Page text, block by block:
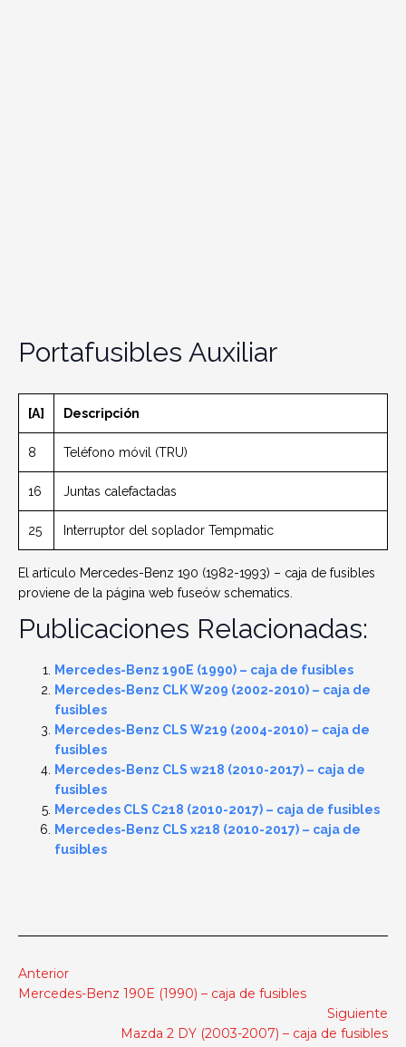
Portafusibles Auxiliar
[A] Descripción
8 Teléfono móvil (TRU)
16 Juntas calefactadas
25 Interruptor del soplador Tempmatic
El artículo Mercedes-Benz 190 (1982-1993) – caja de fusibles
proviene de la página web fuseów schematics.
Publicaciones Relacionadas:
Mercedes-Benz 190E (1990) – caja de fusibles
Mercedes-Benz CLK W209 (2002-2010) – caja de
fusibles
Mercedes-Benz CLS W219 (2004-2010) – caja de
fusibles
Mercedes-Benz CLS w218 (2010-2017) – caja de
fusibles
Mercedes CLS C218 (2010-2017) – caja de fusibles
Mercedes-Benz CLS x218 (2010-2017) – caja de
fusibles
Anterior
Mercedes-Benz 190E (1990) – caja de fusibles
Siguiente
Mazda 2 DY (2003-2007) – caja de fusibles